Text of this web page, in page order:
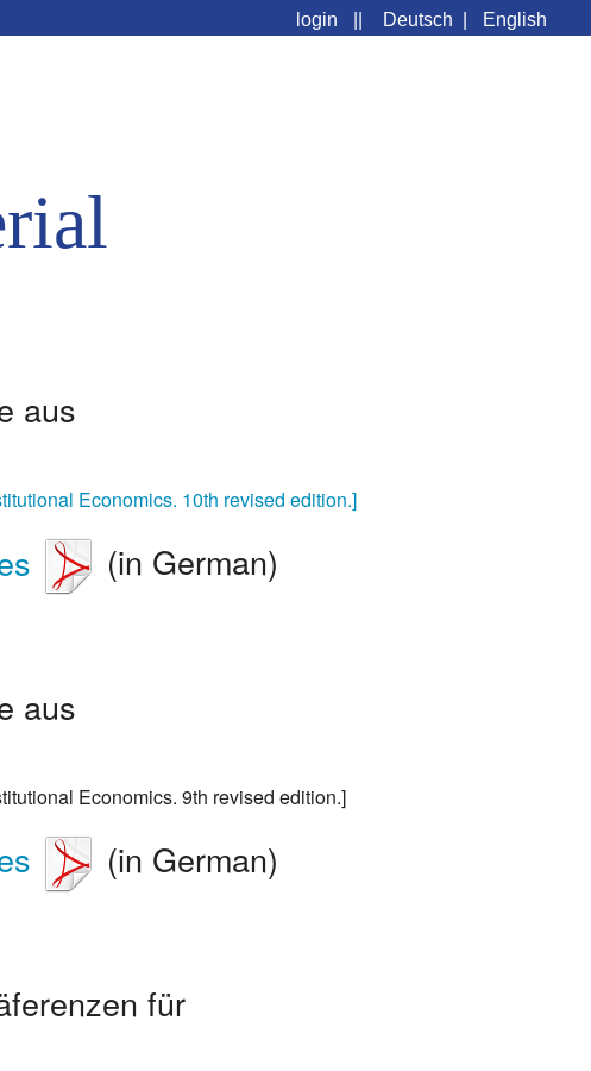
login Deutsch English
aus
Economics. 10th revised edition.]
(in German)
aus
Economics. 9th revised edition.]
(in German)
für